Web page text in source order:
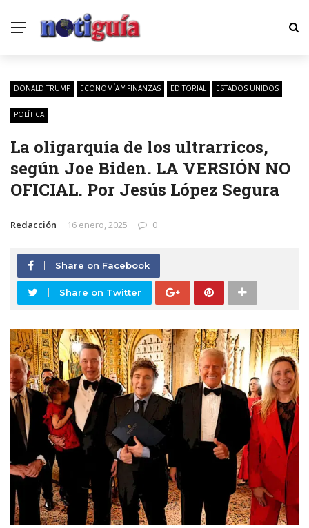
DONALD TRUMP ECONOMÍA Y FINANZAS EDITORIAL ESTADOS UNIDOS
POLÍTICA
La oligarquía de los ultrarricos,
según Joe Biden. LA VERSIÓN NO
OFICIAL. Por Jesús López Segura
Redacción 16 enero, 2025 0
Share on Facebook
Share on Twitter